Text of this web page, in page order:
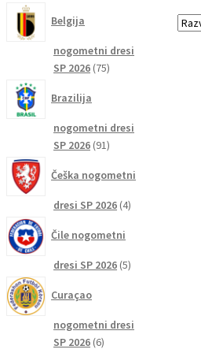
Belgija
nogometni dresi
SP 2026 7575
Brazilija
nogometni dresi
SP 2026 9191
Češka nogometni
dresi SP 2026 44
Čile nogometni
dresi SP 2026 55
Curaçao
nogometni dresi
SP 2026 66